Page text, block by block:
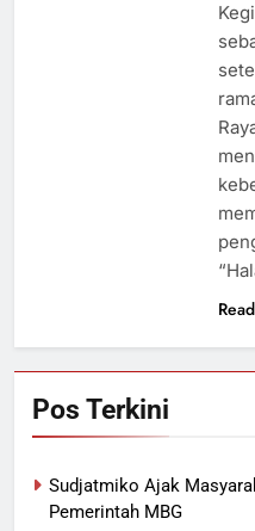
Pos Terkini
Sudjatmiko Ajak
Pemerintah MBG